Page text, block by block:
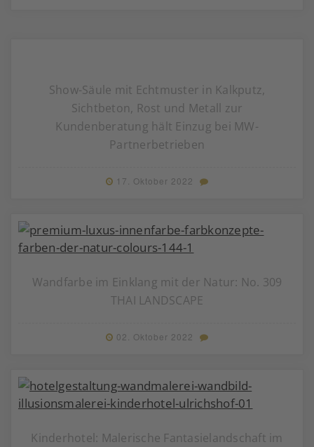
Show-Säule mit Echtmuster in Kalkputz,
Sichtbeton, Rost und Metall zur
Kundenberatung hält Einzug bei MW-
Partnerbetrieben
17. Oktober 2022
Wandfarbe im Einklang mit der Natur: No. 309
THAI LANDSCAPE
02. Oktober 2022
Kinderhotel: Malerische Fantasielandschaft im